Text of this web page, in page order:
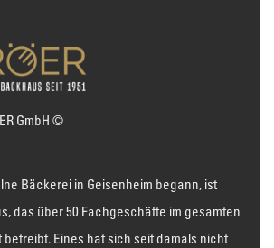
GmbH ©
Bäckerei in Geisenheim begann, ist
das über 50 Fachgeschäfte im gesamten
betreibt. Eines hat sich seit damals nicht